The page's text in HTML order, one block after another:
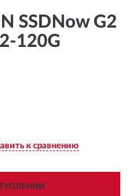
SSDNow G2
120G
к сравнению